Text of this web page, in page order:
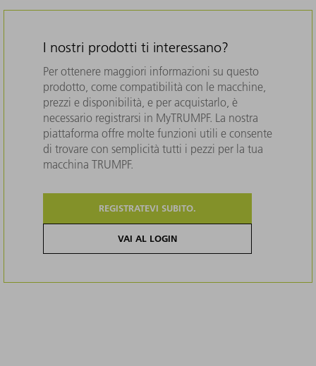
I nostri prodotti ti interessano?
Per ottenere maggiori informazioni su questo
prodotto, come compatibilità con le macchine,
prezzi e disponibilità, e per acquistarlo, è
necessario registrarsi in MyTRUMPF. La nostra
piattaforma offre molte funzioni utili e consente
di trovare con semplicità tutti i pezzi per la tua
macchina TRUMPF.
REGISTRATEVI SUBITO.
VAI AL LOGIN